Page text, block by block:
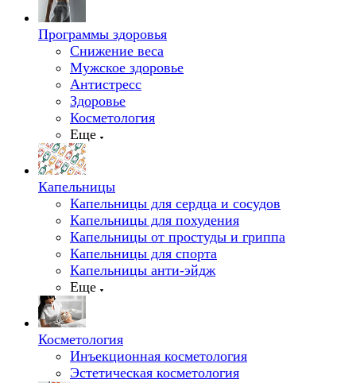
Программы здоровья
Снижение веса
Мужское здоровье
Антистресс
Здоровье
Косметология
Еще
Капельницы
Капельницы для сердца и сосудов
Капельницы для похудения
Капельницы от простуды и гриппа
Капельницы для спорта
Капельницы анти-эйдж
Еще
Косметология
Инъекционная косметология
Эстетическая косметология